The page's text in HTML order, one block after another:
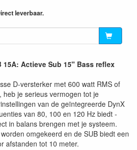
leverbaar.
15A: Actieve Sub 15" Bass reflex
D-versterker met 600 watt RMS of
je serieus vermogen tot je
van de geïntegreerde DynX
van 80, 100 en 120 Hz biedt -
in balans brengen met je systeem.
omgekeerd en de SUB biedt een
afstanden tot 10 meter.